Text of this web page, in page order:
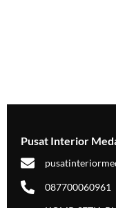
Pusat Interior
087700060961